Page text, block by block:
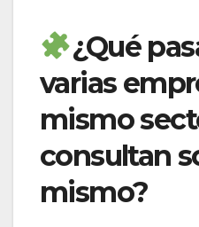
¿Qué
varias
mismo
consultan
mismo?